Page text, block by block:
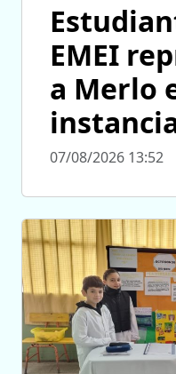
EMEI
a Merlo
07/08/2026 13:52